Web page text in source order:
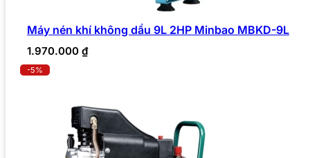
Máy nén khí không dầu 9L 2HP Minbao MBKD-9L
1.970.000 ₫
-5%